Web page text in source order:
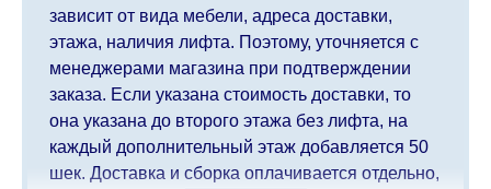
зависит от вида мебели, адреса доставки,
этажа, наличия лифта. Поэтому, уточняется с
менеджерами магазина при подтверждении
заказа. Если указана стоимость доставки, то
она указана до второго этажа без лифта, на
каждый дополнительный этаж добавляется 50
шек. Доставка и сборка оплачивается отдельно,